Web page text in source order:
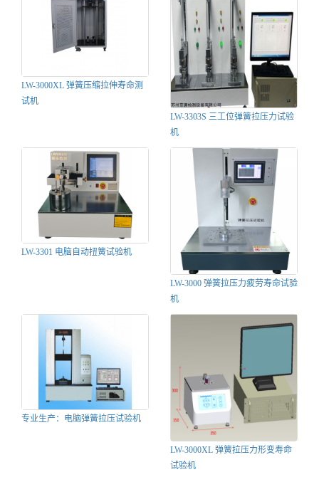
LW-3000XL 弹簧压缩拉伸寿命测
试机
LW-3303S 三工位弹簧拉压力试验
机
LW-3301 电脑自动扭簧试验机
LW-3000 弹簧拉压力疲劳寿命试验
机
专业生产：电脑弹簧拉压试验机
LW-3000XL 弹簧拉压力形变寿命
试验机